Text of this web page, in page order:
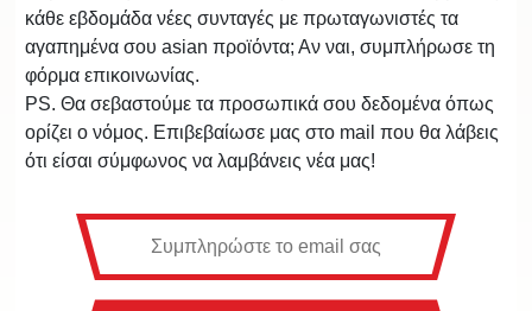
κάθε εβδομάδα νέες συνταγές με πρωταγωνιστές τα
αγαπημένα σου asian προϊόντα; Αν ναι, συμπλήρωσε τη
φόρμα επικοινωνίας.
PS. Θα σεβαστούμε τα προσωπικά σου δεδομένα όπως
ορίζει ο νόμος. Επιβεβαίωσε μας στο mail που θα λάβεις
ότι είσαι σύμφωνος να λαμβάνεις νέα μας!